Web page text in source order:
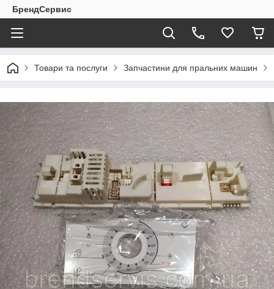
БрендСервис
Товари та послуги Запчастини для пральних машин